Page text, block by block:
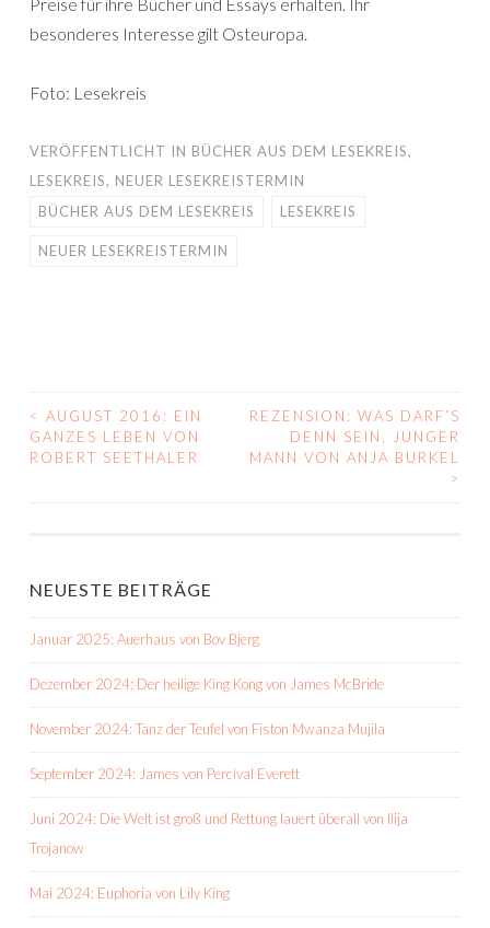
besonderes Interesse gilt Osteuropa.
Foto: Lesekreis
VERÖFFENTLICHT IN BÜCHER AUS DEM LESEKREIS,
LESEKREIS, NEUER LESEKREISTERMIN
BÜCHER AUS DEM LESEKREIS
LESEKREIS
NEUER LESEKREISTERMIN
BEITRAGS-
NAVIGATION
< AUGUST 2016: EIN
GANZES LEBEN VON
ROBERT SEETHALER
REZENSION: WAS DARF’S
DENN SEIN, JUNGER
MANN VON ANJA BURKEL
>
NEUESTE BEITRÄGE
Januar 2025: Auerhaus von Bov Bjerg
Dezember 2024: Der heilige King Kong von James McBride
November 2024: Tanz der Teufel von Fiston Mwanza Mujila
September 2024: James von Percival Everett
Juni 2024: Die Welt ist groß und Rettung lauert überall von Ilija
Trojanow
Mai 2024: Euphoria von Lily King